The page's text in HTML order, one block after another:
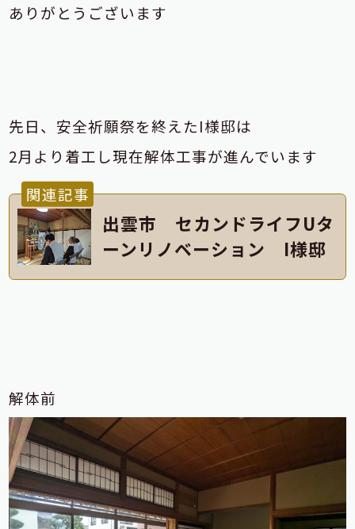
ありがとうございます
先日、安全祈願祭を終えたI様邸は
2月より着工し現在解体工事が進んでいます
関連記事
出雲市 セカンドライフUタ
ーンリノベーション I様邸
解体前